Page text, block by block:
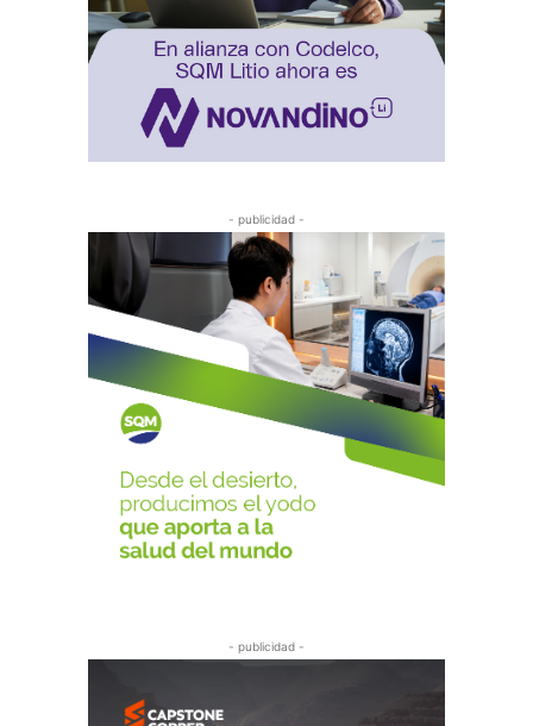
- publicidad -
- publicidad -